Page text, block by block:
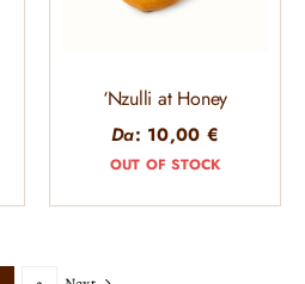
‘Nzulli at Honey
Da: 10,00 €
OUT OF STOCK